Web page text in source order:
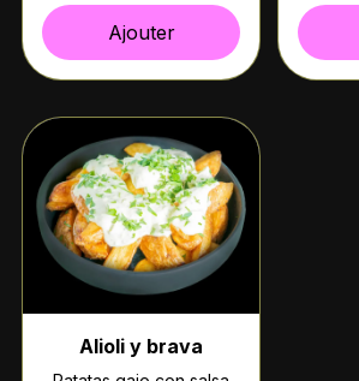
Ajouter
Alioli y brava